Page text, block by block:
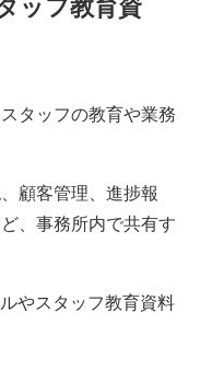
ッフ教育資
タッフの教育や業務
顧客管理、進捗報
、事務所内で共有す
やスタッフ教育資料